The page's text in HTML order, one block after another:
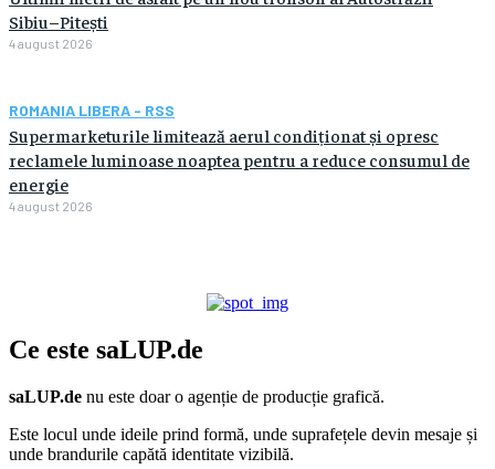
Sibiu–Pitești
4 august 2026
ROMANIA LIBERA - RSS
Supermarketurile limitează aerul condiționat și opresc
reclamele luminoase noaptea pentru a reduce consumul de
energie
4 august 2026
Ce este saLUP.de
saLUP.de nu este doar o agenție de producție grafică.
Este locul unde ideile prind formă, unde suprafețele devin mesaje și
unde brandurile capătă identitate vizibilă.